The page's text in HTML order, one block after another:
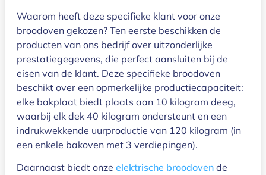
Waarom heeft deze specifieke klant voor onze
broodoven gekozen? Ten eerste beschikken de
producten van ons bedrijf over uitzonderlijke
prestatiegegevens, die perfect aansluiten bij de
eisen van de klant. Deze specifieke broodoven
beschikt over een opmerkelijke productiecapaciteit:
elke bakplaat biedt plaats aan 10 kilogram deeg,
waarbij elk dek 40 kilogram ondersteunt en een
indrukwekkende uurproductie van 120 kilogram (in
een enkele bakoven met 3 verdiepingen).
Daarnaast biedt onze elektrische broodoven de